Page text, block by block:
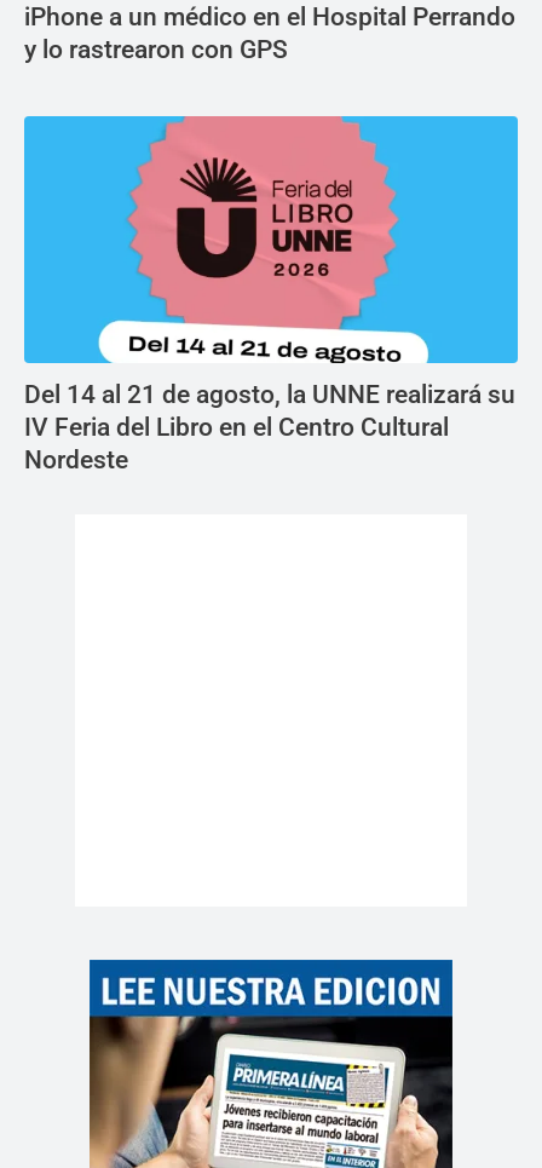
iPhone a un médico en el Hospital Perrando
y lo rastrearon con GPS
Del 14 al 21 de agosto, la UNNE realizará su
IV Feria del Libro en el Centro Cultural
Nordeste